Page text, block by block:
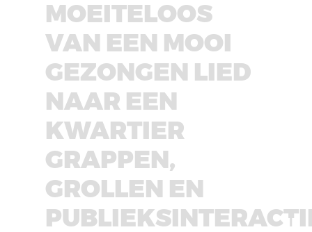
MOEITELOOS
VAN EEN MOOI
GEZONGEN LIED
NAAR EEN
KWARTIER
GRAPPEN,
GROLLEN EN